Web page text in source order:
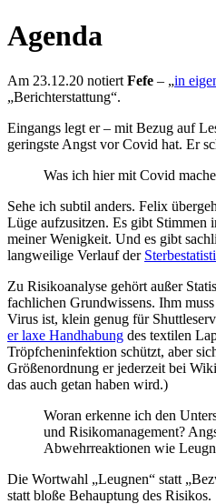
Agenda
Am 23.12.20 notiert Fefe – „in
„Berichterstattung“.
Eingangs legt er – mit Bezug auf
geringste Angst vor Covid hat. Er
Was ich hier mit Covid
Sehe ich subtil anders. Felix
Lüge aufzusitzen. Es gibt Stimmen
meiner Wenigkeit. Und es gibt
langweilige Verlauf der
Zu Risikoanalyse gehört außer
fachlichen Grundwissens. Ihm
Virus ist, klein genug für
er laxe Handhabung des textilen
Tröpfcheninfektion schützt, aber
Größenordnung er jederzeit bei
das auch getan haben wird.)
Woran erkenne ich den
und Risikomanagement?
Abwehrreaktionen wie
Die Wortwahl „Leugnen“ statt
statt bloße Behauptung des Risikos.